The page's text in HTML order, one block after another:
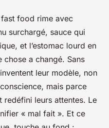
fast food rime avec
surchargé, sauce qui
et l’estomac lourd en
chose a changé. Sans
leur modèle, non
mais parce
redéfini leurs attentes. Le
« mal fait ». Et ce